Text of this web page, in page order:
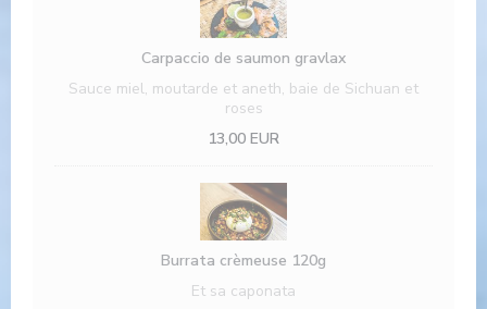
Carpaccio de saumon gravlax
Sauce miel, moutarde et aneth, baie de Sichuan et
roses
13,00 EUR
Burrata crèmeuse 120g
Et sa caponata